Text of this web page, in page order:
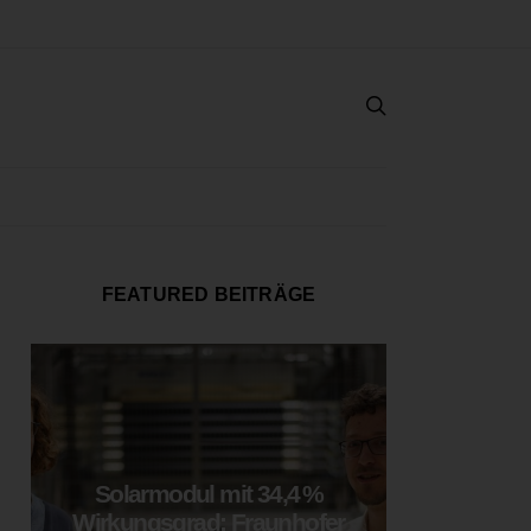
FEATURED BEITRÄGE
Solarmodul mit 34,4 %
Wirkungsgrad: Fraunhofer